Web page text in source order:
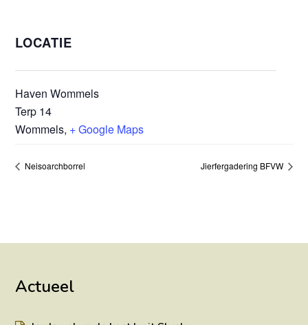
LOCATIE
Haven Wommels
Terp 14
Wommels, + Google Maps
Neisoarchborrel Jierfergadering BFVW
Actueel